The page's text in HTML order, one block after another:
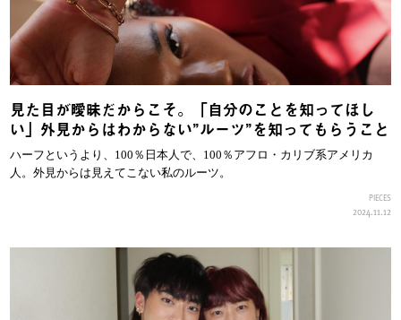
見た目が曖昧だからこそ。「自分のことを知ってほし
い」外見からはわからない”ルーツ”を知ってもらうこと
ハーフというより、100％日本人で、100％アフロ・カリブ系アメリカ
人。外見からは見えてこない私のルーツ。
PIECES
2024.11.12